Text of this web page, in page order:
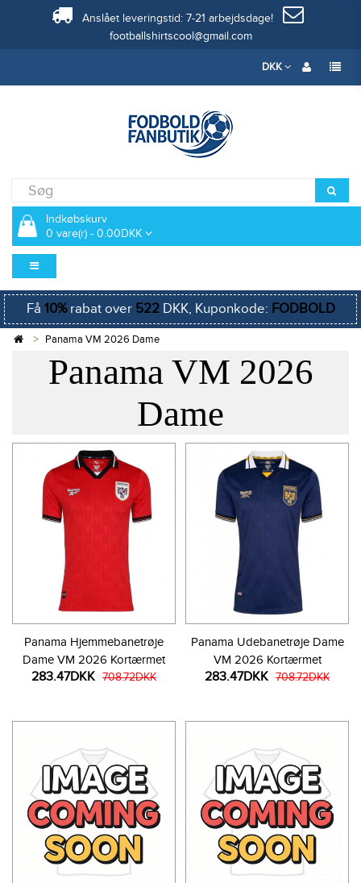
Anslået leveringstid: 7-21 arbejdsdage!
footballshirtscool@gmail.com
DKK
Indkøbskurv
0 vare(r) - 0.00DKK
Få 10%rabat over 522DKK, Kuponkode: FODBOLD
Panama VM 2026 Dame
Panama VM 2026
Dame
Panama Hjemmebanetrøje
Dame VM 2026 Kortærmet
283.47DKK 708.72DKK
Panama Udebanetrøje Dame
VM 2026 Kortærmet
283.47DKK 708.72DKK